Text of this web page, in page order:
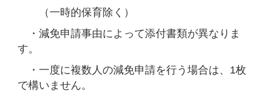
（一時的保育除く）
・減免申請事由によって添付書類が異なりま
す。
・一度に複数人の減免申請を行う場合は、1枚
で構いません。